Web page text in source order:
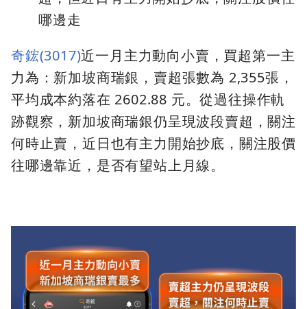
哪邊走
奇鋐(3017)近一月主力動向小賣，買超第一主
力為：新加坡商瑞銀，賣超張數為 2,355張，
平均成本約落在 2602.88 元。從過往操作軌
跡觀察，新加坡商瑞銀仍呈現波段賣超，關注
何時止賣，近日也有主力開始抄底，關注股價
往哪邊靠近，是否有望站上月線。